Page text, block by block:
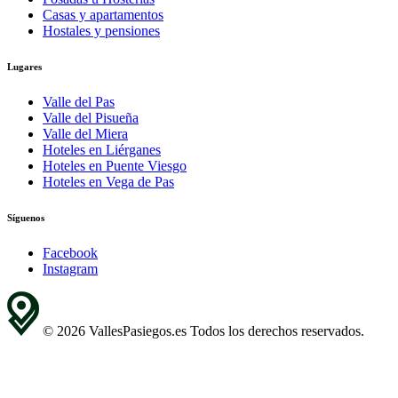
Casas y apartamentos
Hostales y pensiones
Lugares
Valle del Pas
Valle del Pisueña
Valle del Miera
Hoteles en Liérganes
Hoteles en Puente Viesgo
Hoteles en Vega de Pas
Síguenos
Facebook
Instagram
© 2026 VallesPasiegos.es Todos los derechos reservados.